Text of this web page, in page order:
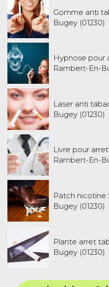
Gomme anti
Bugey (01230)
Hypnose pour
Rambert-En-
Laser anti
Bugey (01230)
Livre pour
Rambert-En-
Patch nicotine
Bugey (01230)
Plante arret
Bugey (01230)